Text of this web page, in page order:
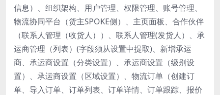
信息）、组织架构、用户管理、权限管理、账号管理、
物流协同平台（货主SPOKE侧）、主页面板、合作伙伴
（联系人管理（收货人））、联系人管理(发货人）、承
运商管理（列表）(字段须从设置中提取)、新增承运
商、承运商设置（分类设置）、承运商设置（级别设
置）、承运商设置（区域设置）、物流订单（创建订
单、导入订单、订单列表、订单详情、订单跟踪、报价